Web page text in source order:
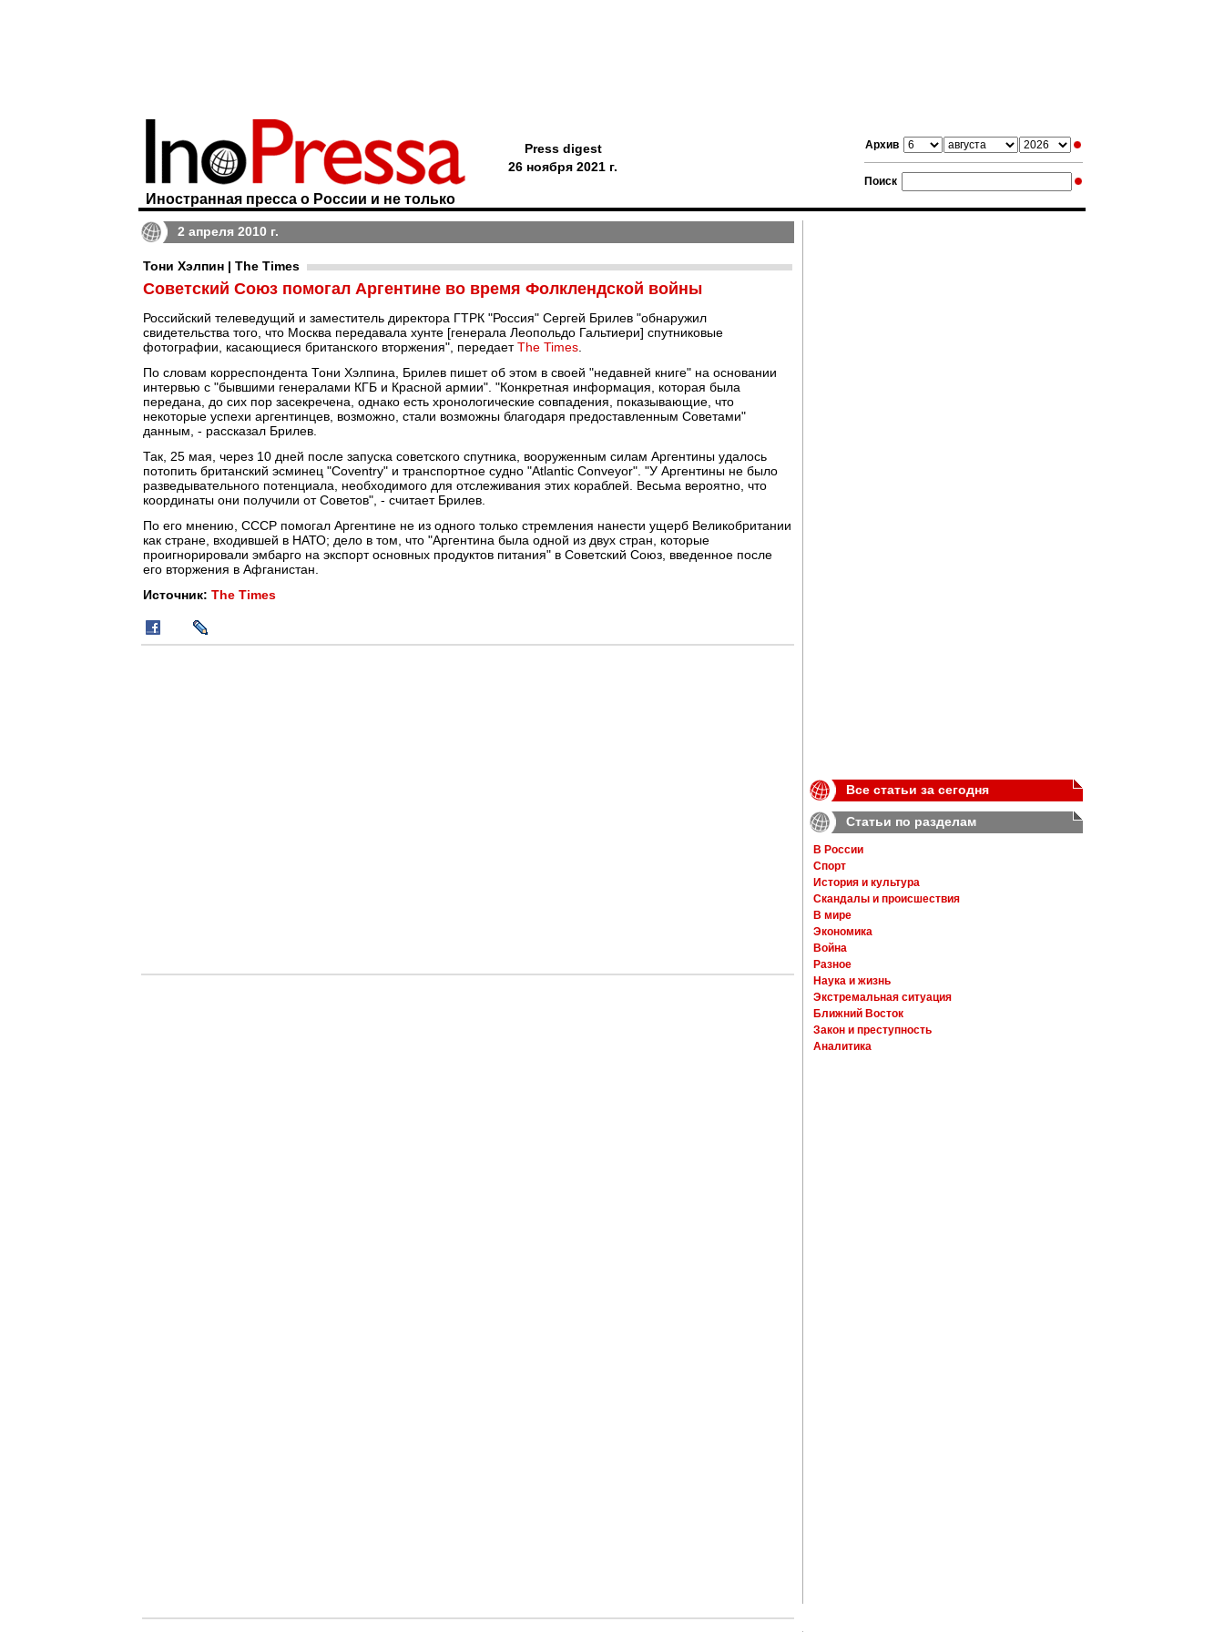
Архив
Поиск
Иностранная пресса о России и не только
Press digest
26 ноября 2021 г.
2 апреля 2010 г.
Тони Хэлпин | The Times
Советский Союз помогал Аргентине во время Фолклендской войны
Российский телеведущий и заместитель директора ГТРК "Россия" Сергей Брилев "обнаружил
свидетельства того, что Москва передавала хунте [генерала Леопольдо Гальтиери] спутниковые
фотографии, касающиеся британского вторжения", передаетThe Times
По словам корреспондента Тони Хэлпина, Брилев пишет об этом в своей "недавней книге" на основании
интервью с "бывшими генералами КГБ и Красной армии". "Конкретная информация, которая была
передана, до сих пор засекречена, однако есть хронологические совпадения, показывающие, что
некоторые успехи аргентинцев, возможно, стали возможны благодаря предоставленным Советами"
данным, - рассказал Брилев.
Так, 25 мая, через 10 дней после запуска советского спутника, вооруженным силам Аргентины удалось
потопить британский эсминец "Coventry" и транспортное судно "Atlantic Conveyor". "У Аргентины не было
разведывательного потенциала, необходимого для отслеживания этих кораблей. Весьма вероятно, что
координаты они получили от Советов", - считает Брилев.
По его мнению, СССР помогал Аргентине не из одного только стремления нанести ущерб Великобритании
как стране, входившей в НАТО; дело в том, что "Аргентина была одной из двух стран, которые
проигнорировали эмбарго на экспорт основных продуктов питания" в Советский Союз, введенное после
его вторжения в Афганистан.
Источник: The Times
Все статьи за сегодня
Статьи по разделам
В России
Спорт
История и культура
Скандалы и происшествия
В мире
Экономика
Война
Разное
Наука и жизнь
Экстремальная ситуация
Ближний Восток
Закон и преступность
Аналитика